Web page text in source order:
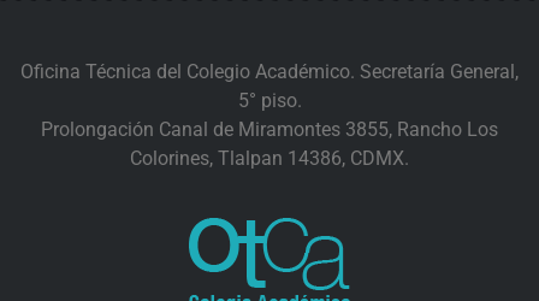
Oficina Técnica del Colegio Académico. Secretaría General,
5° piso.
Prolongación Canal de Miramontes 3855, Rancho Los
Colorines, Tlalpan 14386, CDMX.